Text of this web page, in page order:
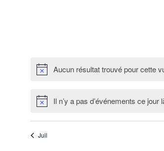
Aucun résultat trouvé pour cette
Il n’y a pas d’événements ce jour
Juil